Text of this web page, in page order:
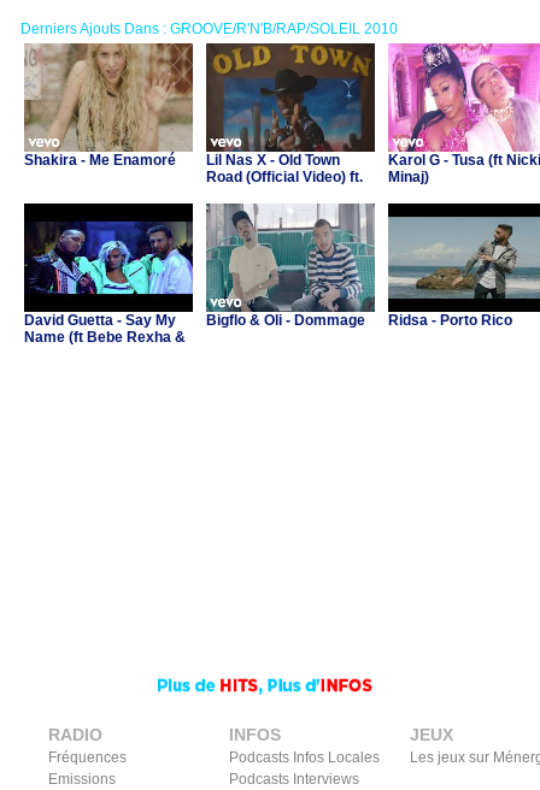
Derniers Ajouts Dans : GROOVE/R'N'B/RAP/SOLEIL 2010
Shakira - Me Enamoré
Lil Nas X - Old Town
Road (Official Video) ft.
Karol G - Tusa (ft Nicki
Minaj)
David Guetta - Say My
Name (ft Bebe Rexha &
Bigflo & Oli - Dommage Ridsa - Porto Rico
RADIO
Fréquences
Emissions
INFOS
Podcasts Infos Locales
Podcasts Interviews
JEUX
Les jeux sur